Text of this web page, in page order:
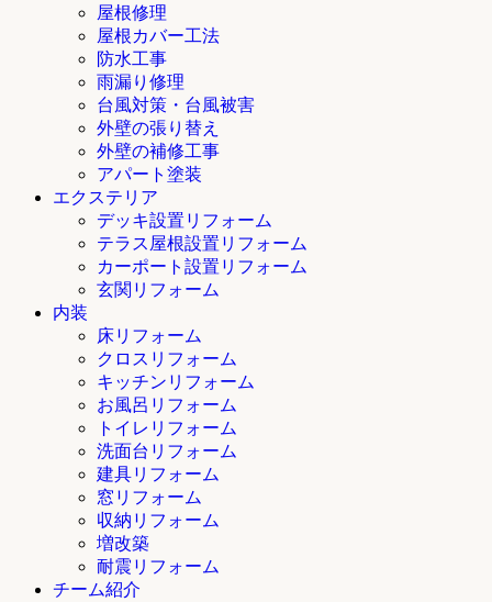
屋根修理
屋根カバー工法
防水工事
雨漏り修理
台風対策・台風被害
外壁の張り替え
外壁の補修工事
アパート塗装
エクステリア
デッキ設置リフォーム
テラス屋根設置リフォーム
カーポート設置リフォーム
玄関リフォーム
内装
床リフォーム
クロスリフォーム
キッチンリフォーム
お風呂リフォーム
トイレリフォーム
洗面台リフォーム
建具リフォーム
窓リフォーム
収納リフォーム
増改築
耐震リフォーム
チーム紹介